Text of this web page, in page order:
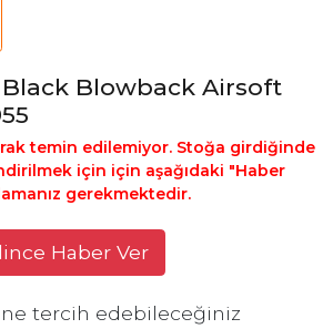
Black Blowback Airsoft
temin edilemiyor. Stoğa girdiğinde
için için aşağıdaki "Haber
gerekmektedir.
Haber Ver
tercih edebileceğiniz